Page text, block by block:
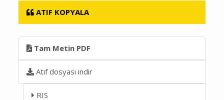
ATIF KOPYALA
Tam Metin PDF
Atıf dosyası indir
RIS